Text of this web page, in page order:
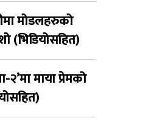
मोडलहरुको
(भिडियोसहित)
२’मा माया प्रेमको